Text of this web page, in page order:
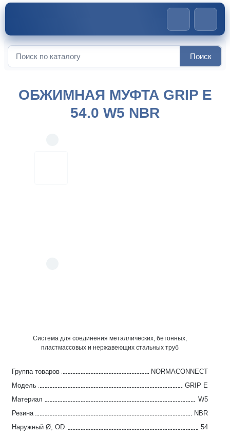
Искать:
Поиск
54.0 W5 NBR
ОБЖИМНАЯ МУФТА GRIP E
54.0 W5 NBR
Система для соединения металлических, бетонных,
пластмассовых и нержавеющих стальных труб
Группа товаров
NORMACONNECT
Модель
GRIP E
Материал
W5
Резина
NBR
Наружный Ø, OD
54